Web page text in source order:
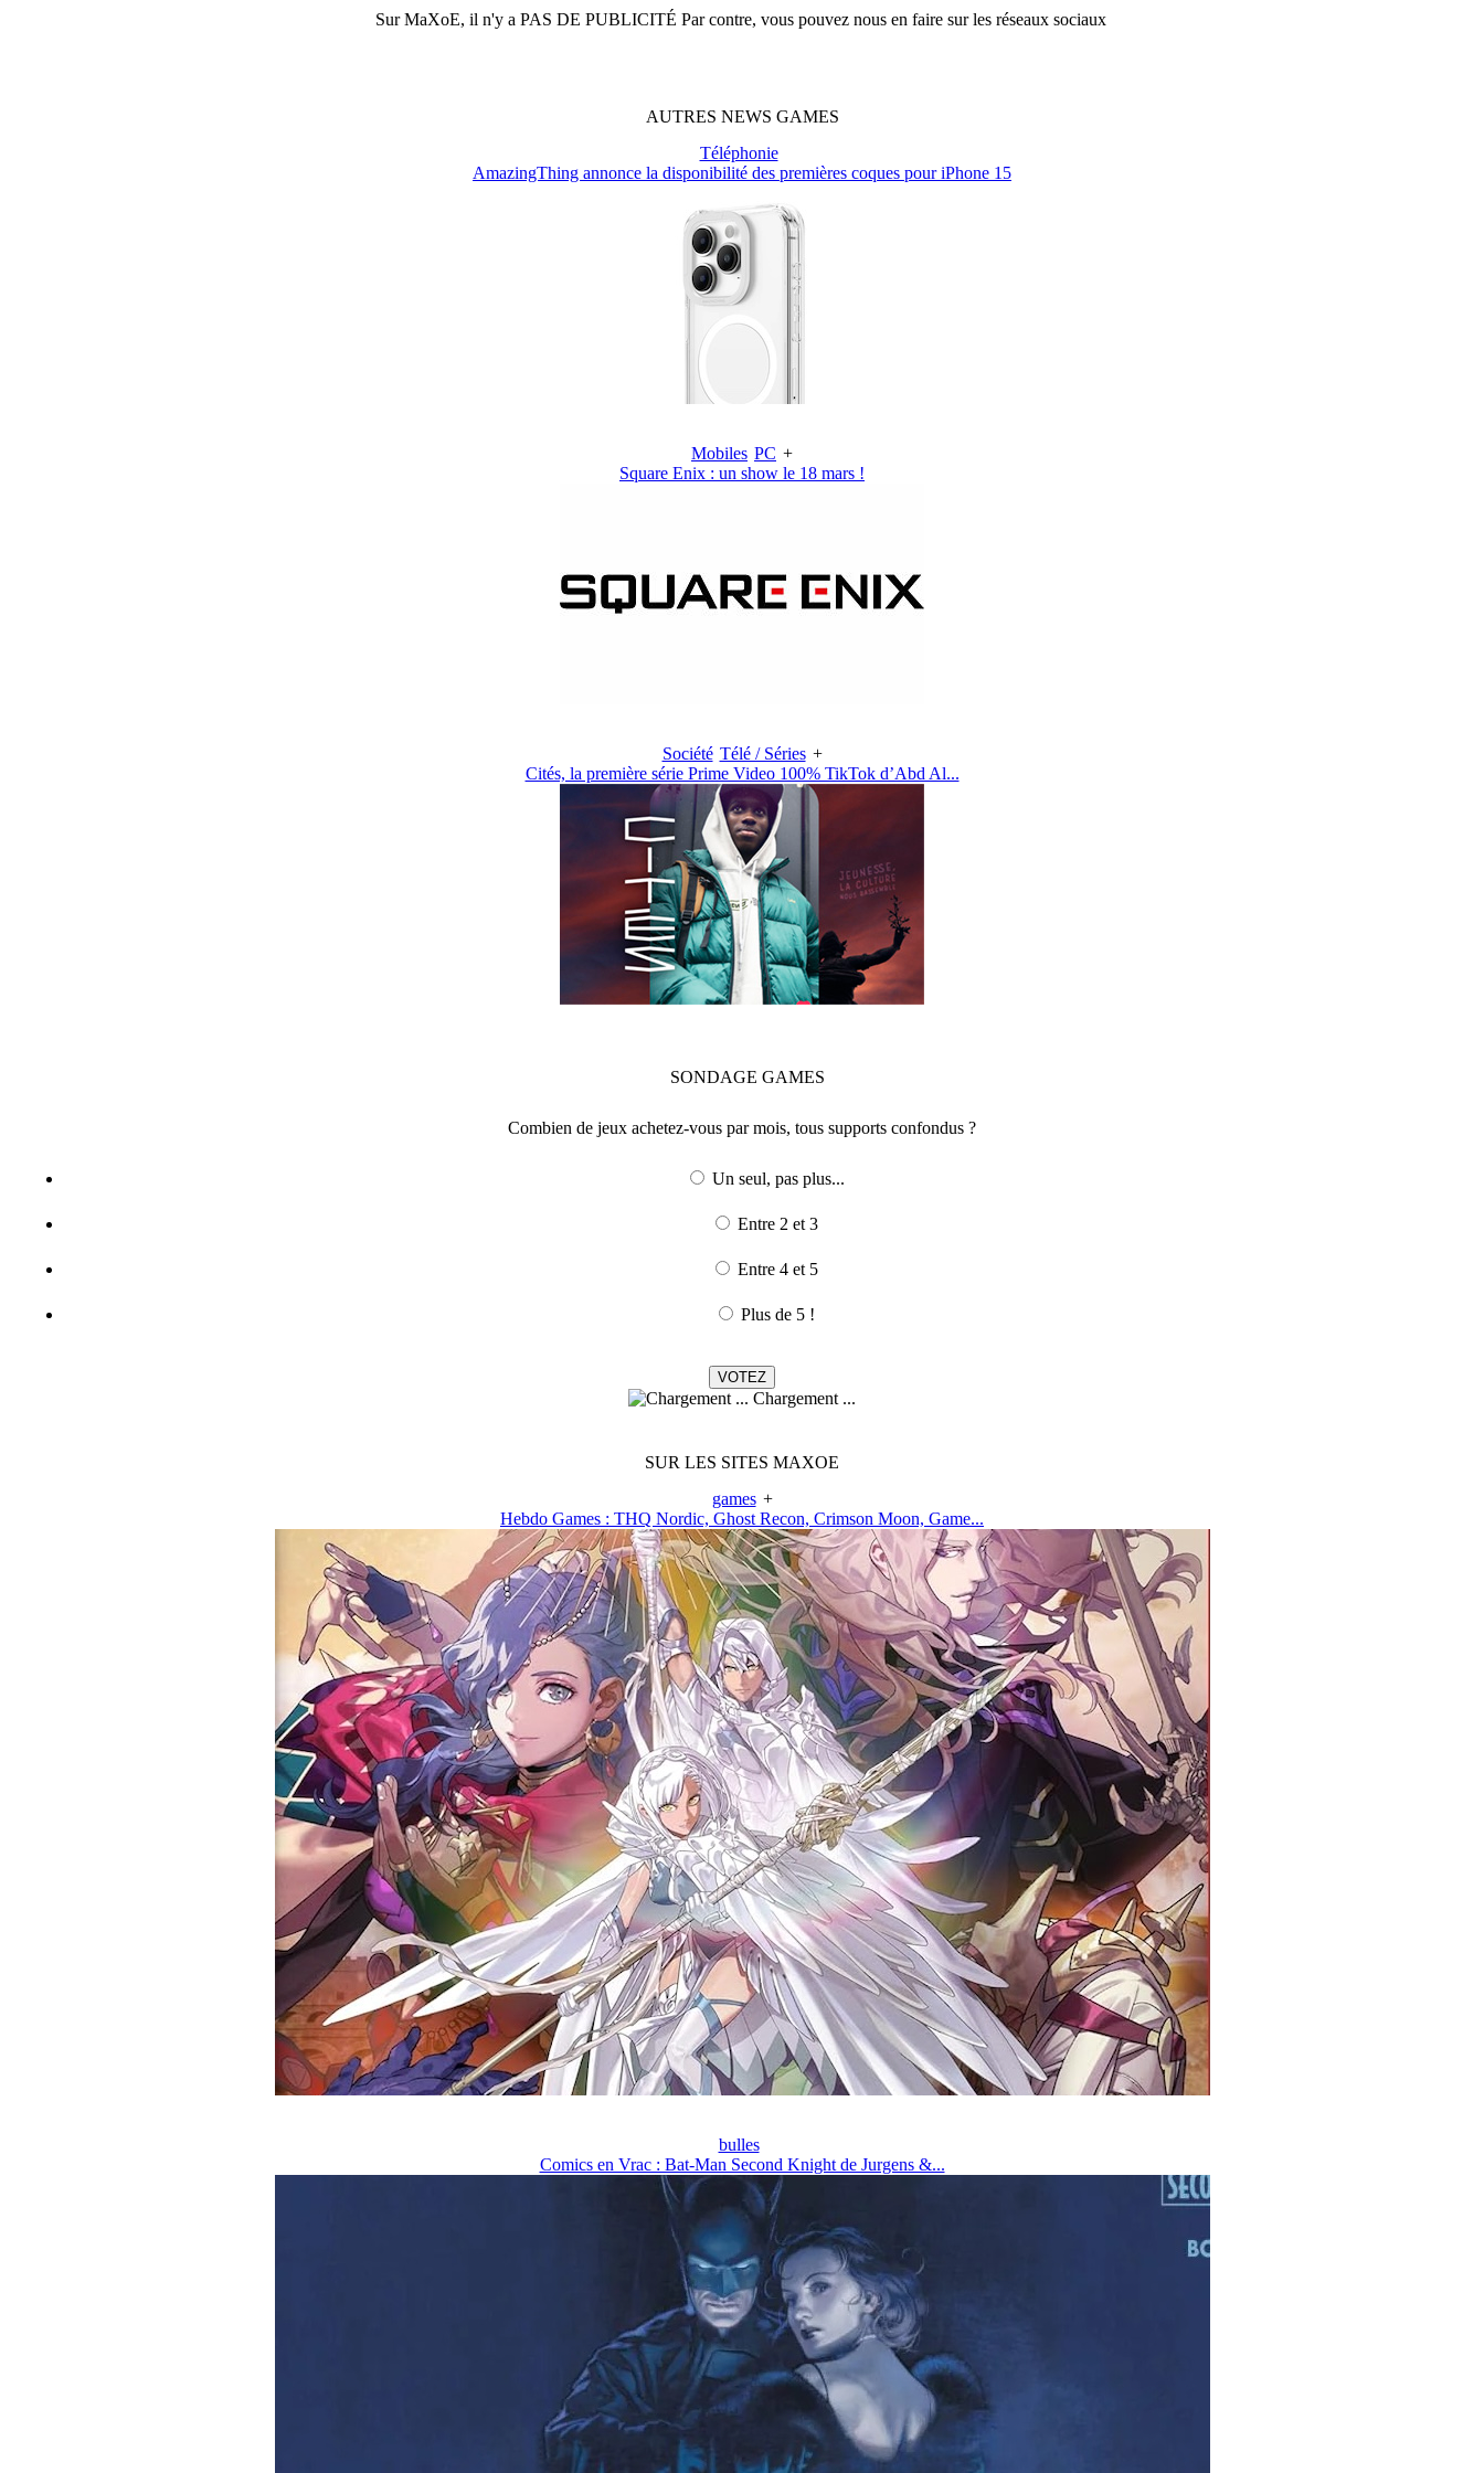
SurMaXoE, il n'y a PAS DE PUBLICITÉ Par contre, vous pouvez nous en faire sur les réseaux sociaux
AUTRES NEWS GAMES
Téléphonie
AmazingThing annonce la disponibilité des premières coques pour iPhone 15
Mobiles PC +
Square Enix : un show le 18 mars !
Société Télé / Séries +
Cités, la première série Prime Video 100% TikTok d’Abd Al...
SONDAGE GAMES
Combien de jeux achetez-vous par mois, tous supports confondus ?
Un seul, pas plus...
Entre 2 et 3
Entre 4 et 5
Plus de 5 !
Chargement ...
SUR LES SITES MAXOE
games +
Hebdo Games : THQ Nordic, Ghost Recon, Crimson Moon, Game...
bulles
Comics en Vrac : Bat-Man Second Knight de Jurgens &...